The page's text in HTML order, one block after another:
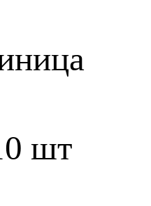
шт